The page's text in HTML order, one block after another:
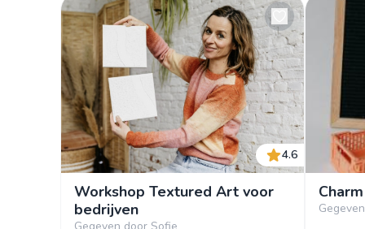
4.6
Workshop Textured Art voor
bedrijven